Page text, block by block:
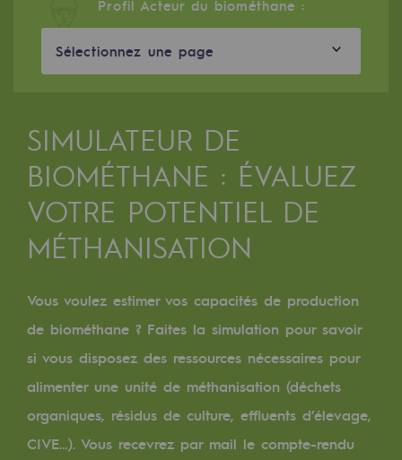
Notre culture et nos valeurs
Notre organisation
Notre organisation
Gouvernance
Indicateurs
Publications institutionnelles
Où nous trouver
Les énergies d'avenir
Les énergies d'avenir
Profil Acteur du biométhane :
Sélectionnez une page
SIMULATEUR DE
BIOMÉTHANE : ÉVALUEZ
VOTRE POTENTIEL DE
MÉTHANISATION
Vous voulez estimer vos capacités de production
de biométhane ? Faites la simulation pour savoir
si vous disposez des ressources nécessaires pour
alimenter une unité de méthanisation (déchets
organiques, résidus de culture, effluents d’élevage,
CIVE…). Vous recevrez par mail le compte-rendu